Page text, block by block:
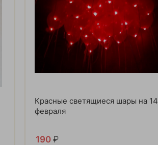
Красные светящиеся шары на 14
февраля
190 ₽